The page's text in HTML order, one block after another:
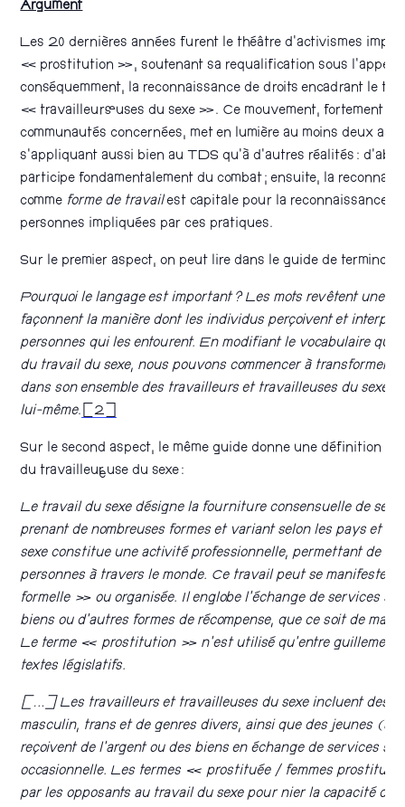
Argument
Les 20 dernières années furent le théâtre d’activismes
« prostitution », soutenant sa requalification sous
conséquemment, la reconnaissance de droits encadrant le
« travailleurs·euses du sexe ». Ce mouvement, fortement
communautés concernées, met en lumière au moins deux
s’appliquant aussi bien au TDS qu’à d’autres réalités :
participe fondamentalement du combat ; ensuite, la
comme forme de travailest capitale pour la reconnaissance
personnes impliquées par ces pratiques.
Sur le premier aspect, on peut lire dans le guide de
Pourquoi le langage est important ? Les mots revêtent une
façonnent la manière dont les individus perçoivent et
personnes qui les entourent. En modifiant le vocabulaire que
du travail du sexe, nous pouvons commencer à transformer
dans son ensemble des travailleurs et travailleuses du sexe,
lui-même. [2]
Sur le second aspect, le même guide donne une définition
du travailleur·euse du sexe :
Le travail du sexe désigne la fourniture consensuelle de
prenant de nombreuses formes et variant selon les pays et
sexe constitue une activité professionnelle, permettant de
personnes à travers le monde. Ce travail peut se manifester
formelle » ou organisée. Il englobe l’échange de services
biens ou d’autres formes de récompense, que ce soit de
Le terme « prostitution » n’est utilisé qu’entre guillemets
textes législatifs.
[…] Les travailleurs et travailleuses du sexe incluent des
masculin, trans et de genres divers, ainsi que des jeunes
reçoivent de l’argent ou des biens en échange de services
occasionnelle. Les termes « prostituée / femmes
par les opposants au travail du sexe pour nier la capacité